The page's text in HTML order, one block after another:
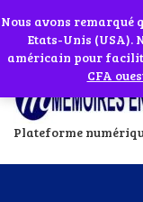
Abonnes toi à notre
Plateforme
Si vous avez besoin
Nous avons remarqué
Etats-Unis (USA).
américain pour
CFA